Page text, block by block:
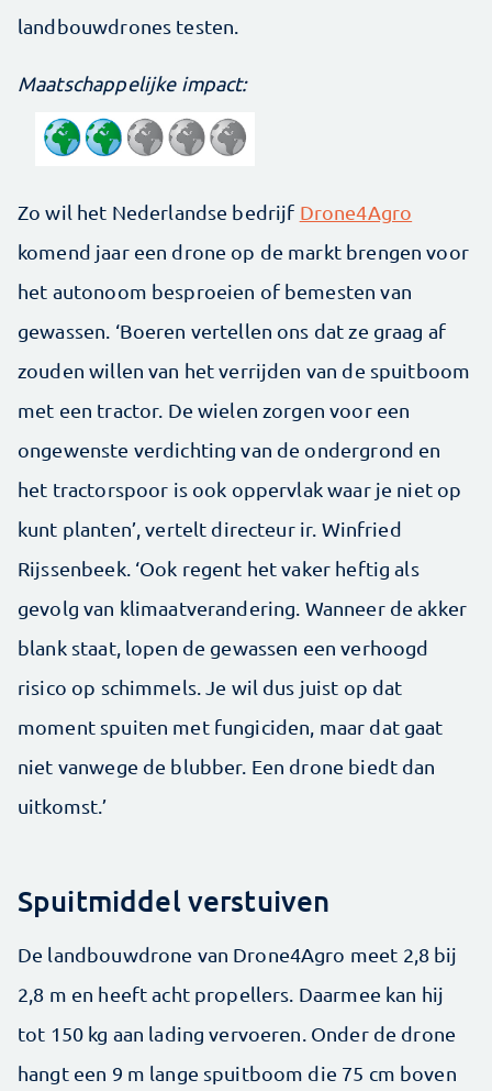
landbouwdrones testen.
Maatschappelijke impact:
Zo wil het Nederlandse bedrijf Drone4Agro
komend jaar een drone op de markt brengen voor
het autonoom besproeien of bemesten van
gewassen. ‘Boeren vertellen ons dat ze graag af
zouden willen van het verrijden van de spuitboom
met een tractor. De wielen zorgen voor een
ongewenste verdichting van de ondergrond en
het tractorspoor is ook oppervlak waar je niet op
kunt planten’, vertelt directeur ir. Winfried
Rijssenbeek. ‘Ook regent het vaker heftig als
gevolg van klimaatverandering. Wanneer de akker
blank staat, lopen de gewassen een verhoogd
risico op schimmels. Je wil dus juist op dat
moment spuiten met fungiciden, maar dat gaat
niet vanwege de blubber. Een drone biedt dan
uitkomst.’
Spuitmiddel verstuiven
De landbouwdrone van Drone4Agro meet 2,8 bij
2,8 m en heeft acht propellers. Daarmee kan hij
tot 150 kg aan lading vervoeren. Onder de drone
hangt een 9 m lange spuitboom die 75 cm boven